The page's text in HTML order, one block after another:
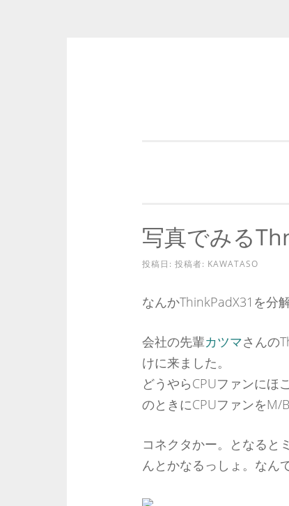
ッ
写真でみる
投稿日: 投稿者: KAWATASO
なんかThinkPadX31を分
会社の先輩カツマさんの
けに来ました。
どうやらCPUファンにほ
のときにCPUファンをM/
コネクタかー。となると
んとかなるっしょ。なん